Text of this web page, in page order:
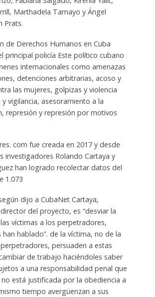
Marthadela Tamayo y Ángel
Prats.
de Derechos Humanos en Cuba
principal policía Este político cubano
internacionales como amenazas
detenciones arbitrarias, acoso y
las mujeres, golpizas y violencia
vigilancia, asesoramiento a la
represión y represión por motivos
com fue creada en 2017 y desde
investigadores Rolando Cartaya y
han logrado recolectar datos del
1.073
dijo a CubaNet Cartaya,
del proyecto, es “desviar la
víctimas a los perpetradores,
hablado”. de la víctima, no de la
persuaden a estas
de trabajo haciéndoles saber
a una responsabilidad penal que
está justificada por la obediencia a
tiempo avergüenzan a sus